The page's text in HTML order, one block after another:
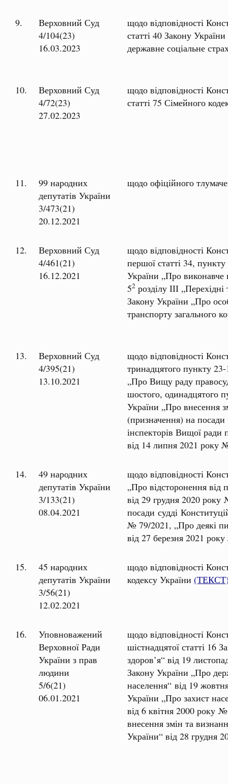
9.
Верховний Суд
4/104(23)
16.03.2023
щодо відповідності
статті 40 Закону
державне соціальне
10.
Верховний Суд
4/72(23)
27.02.2023
щодо відповідності
статті 75 Сімейного
11.
99 народних
депутатів України
3/473(21)
20.12.2021
щодо офіційного
12.
Верховний Суд
4/461(21)
16.12.2021
щодо відповідності
першої статті 34,
України „Про
52 розділу ІІІ
Закону України „Про
транспорту загального
13.
Верховний Суд
4/395(21)
13.10.2021
щодо відповідності
тринадцятого пункту
„Про Вищу раду
шостого, одинадцятого
України „Про внесення
(призначення) на посади
інспекторів Вищої ради
від 14 липня 2021 року
14.
49 народних
депутатів України
3/133(21)
08.04.2021
щодо відповідності
„Про відсторонення від
від 29 грудня 2020
посади судді
№ 79/2021, „Про деякі
від 27 березня 2021
15.
45 народних
депутатів України
3/56(21)
12.02.2021
щодо відповідності
кодексу України
16.
Уповноважений
Верховної Ради
України з прав
людини
5/6(21)
06.01.2021
щодо відповідності
шістнадцятої статті 16
здоров’я“ від 19
Закону України „Про
населення“ від 19
України „Про захист
від 6 квітня 2000 року
внесення змін та
України“ від 28